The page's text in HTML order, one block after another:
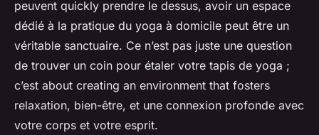
peuvent quickly prendre le dessus, avoir un espace
dédié à la pratique du yoga à domicile peut être un
véritable sanctuaire. Ce n’est pas juste une question
de trouver un coin pour étaler votre tapis de yoga ;
c’est about creating an environment that fosters
relaxation, bien-être, et une connexion profonde avec
votre corps et votre esprit.